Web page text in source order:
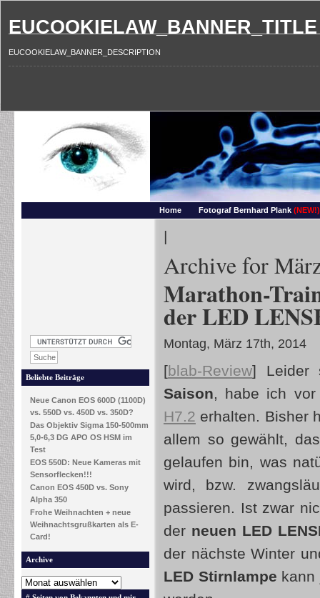
EUCOOKIELAW_BANNER_TITLE
EUCOOKIELAW_BANNER_DESCRIPTION
Home Fotograf Bernhard Plank (NEW!)
Beliebte Beiträge
Neue Canon EOS 600D (1100D)
vs. 550D vs. 450D vs. 350D?
Das Objektiv Sigma 150-500mm
5,0-6,3 DG APO OS HSM im
Test
EOS 550D: Neue Kameras mit
Sensorflecken!!!
Canon EOS 450D vs. Sony
Alpha 350
Frohe Weihnachten + neue
Weihnachtsgrußkarten als E-
Card!
Archive
|
Archive for
Marathon-
der LED
Montag, März 17th, 2014
[blab-Review] Leider
Saison, habe ich
H7.2 erhalten. Bisher
allem so gewählt,
gelaufen bin, was
wird, bzw.
passieren. Ist zwar
der neuen LED
der nächste Winter
LED Stirnlampe kann